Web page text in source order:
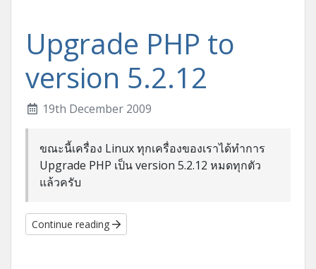
Upgrade PHP to
version 5.2.12
19th December 2009
ขณะนี้เครื่อง Linux ทุกเครื่องของเราได้ทำการ
Upgrade PHP เป็น version 5.2.12 หมดทุกตัว
แล้วครับ
Continue reading